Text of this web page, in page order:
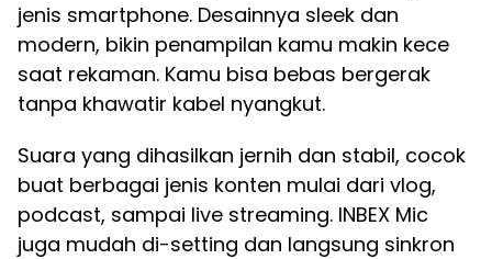
jenis smartphone. Desainnya sleek dan
modern, bikin penampilan kamu makin kece
saat rekaman. Kamu bisa bebas bergerak
tanpa khawatir kabel nyangkut.
Suara yang dihasilkan jernih dan stabil, cocok
buat berbagai jenis konten mulai dari vlog,
podcast, sampai live streaming. INBEX Mic
juga mudah di-setting dan langsung sinkron